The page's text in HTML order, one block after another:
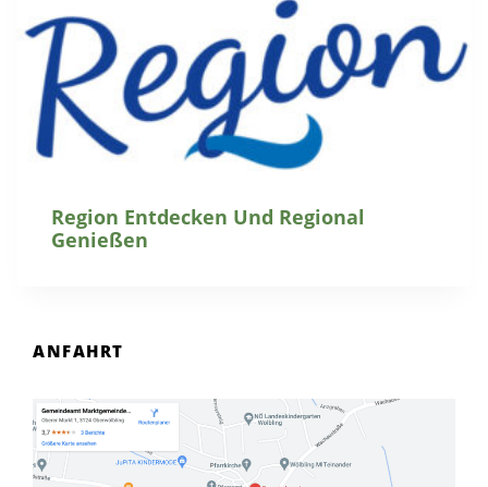
Region Entdecken Und Regional
Genießen
ANFAHRT